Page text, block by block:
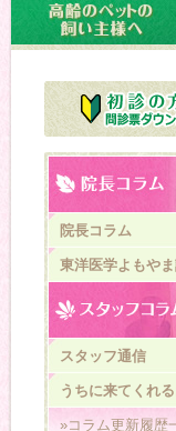
院長コラム
東洋医学よもや
スタッフ通信
うちに来てくれ
»コラム更新履歴